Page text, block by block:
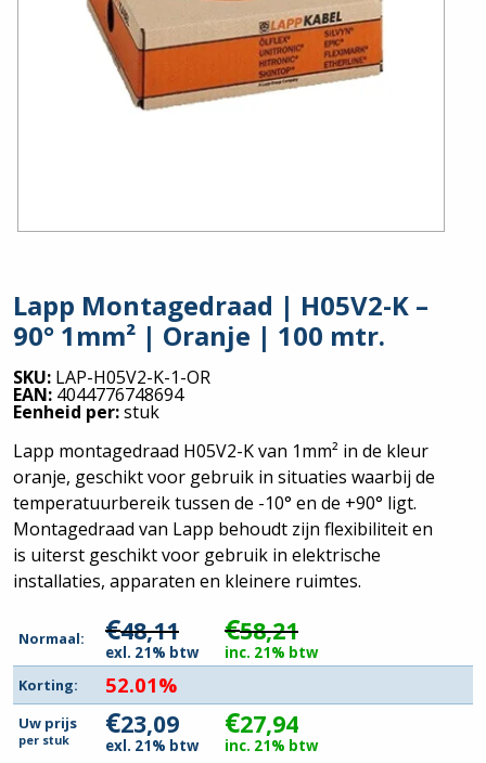
Lapp Montagedraad | H05V2-K –
90° 1mm² | Oranje | 100 mtr.
SKU: LAP-H05V2-K-1-OR
EAN: 4044776748694
Eenheid per:stuk
Lapp montagedraad H05V2-K van 1mm² in de kleur
oranje, geschikt voor gebruik in situaties waarbij de
temperatuurbereik tussen de -10° en de +90° ligt.
Montagedraad van Lapp behoudt zijn flexibiliteit en
is uiterst geschikt voor gebruik in elektrische
installaties, apparaten en kleinere ruimtes.
Normaal: €48,11
exl. 21% btw
€58,21
inc. 21% btw
Korting:
52.01%
Uw prijs
per stuk €23,09
exl. 21% btw
€27,94
inc. 21% btw